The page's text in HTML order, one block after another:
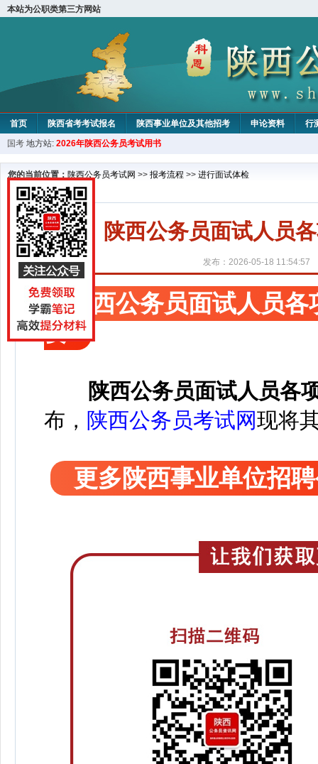
本站为公职类第三方网站
首页 陕西省考考试报名 陕西事业单位及其他招考 申论资料
行
国考 地方站: 2026年陕西公务员考试用书
您的当前位置： 陕西公务员考试网 >> 报考流程 >> 进行面试体检
陕西公务员面试人员
发布：2026-05-18 11:54:57
陕西公务员面试人员
要
陕西公务员面试人员各
布， 陕西公务员考试网现将
更多陕西事业单位招